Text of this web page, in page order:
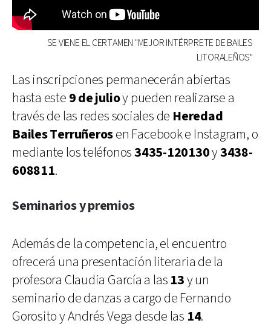
SE VIENE EL CERTAMEN "MEJOR INTÉRPRETE DE BAILES
LITORALEÑOS"
Las inscripciones permanecerán abiertas
hasta este 9 de julioy pueden realizarse a
través de las redes sociales de Heredad
Bailes Terruñerosen Facebook e Instagram, o
mediante los teléfonos3435-120130y3438-
608811.
Seminarios y premios
Además de la competencia, el encuentro
ofrecerá una presentación literaria de la
profesora Claudia García a las 13y un
seminario de danzas a cargo de Fernando
Gorosito y Andrés Vega desde las 14.